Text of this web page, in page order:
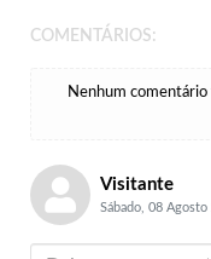
COMENTÁRIOS:
Nenhum comentário
Visitante
Sábado, 08 Agosto